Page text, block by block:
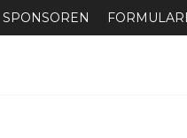
SPONSOREN